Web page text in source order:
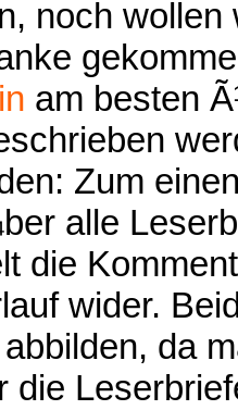
noch
am besten
Zum
alle
die
wider.
da